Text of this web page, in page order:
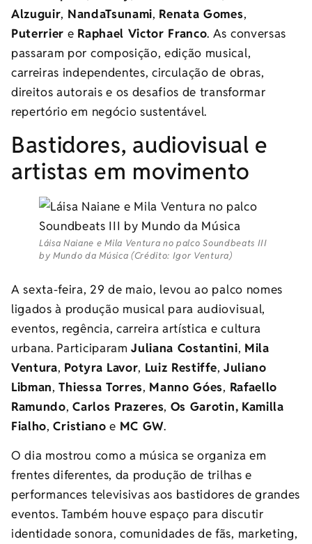
Alzuguir, NandaTsunami, Renata Gomes,
Puterrier e Raphael Victor Franco. As conversas
passaram por composição, edição musical,
carreiras independentes, circulação de obras,
direitos autorais e os desafios de transformar
repertório em negócio sustentável.
Bastidores, audiovisual e
artistas em movimento
Láisa Naiane e Mila Ventura no palco Soundbeats III
by Mundo da Música (Crédito: Igor Ventura)
A sexta-feira, 29 de maio, levou ao palco nomes
ligados à produção musical para audiovisual,
eventos, regência, carreira artística e cultura
urbana. ParticiparamJuliana Costantini, Mila
Ventura, Potyra Lavor, Luiz Restiffe, Juliano
Libman,Thiessa Torres, Manno Góes, Rafaello
Ramundo,Carlos Prazeres, Os Garotin, Kamilla
Fialho,Cristiano e MC GW.
O dia mostrou como a música se organiza em
frentes diferentes, da produção de trilhas e
performances televisivas aos bastidores de grandes
eventos. Também houve espaço para discutir
identidade sonora, comunidades de fãs, marketing,